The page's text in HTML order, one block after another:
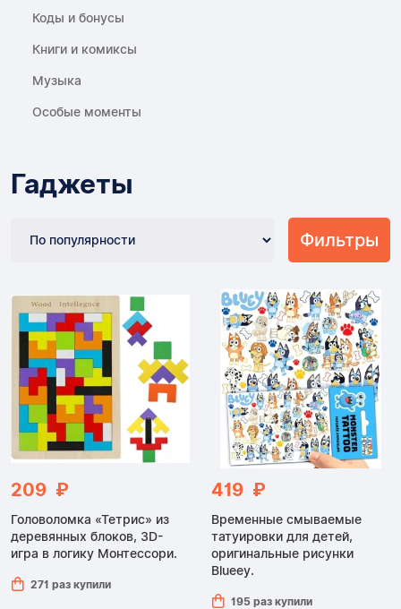
Коды и бонусы
Книги и комиксы
Музыка
Особые моменты
Гаджеты
Фильтры
209 ₽
Головоломка «Тетрис» из
деревянных блоков, 3D-
игра в логику Монтессори.
271 раз купили
419 ₽
Временные смываемые
татуировки для детей,
оригинальные рисунки
Blueey.
195 раз купили